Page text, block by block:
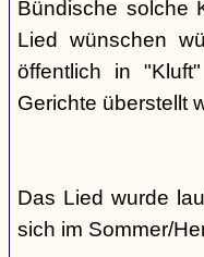
Bündische solche
Lied wünschen
öffentlich in
Gerichte überstellt
Das Lied wurde
sich im Sommer/